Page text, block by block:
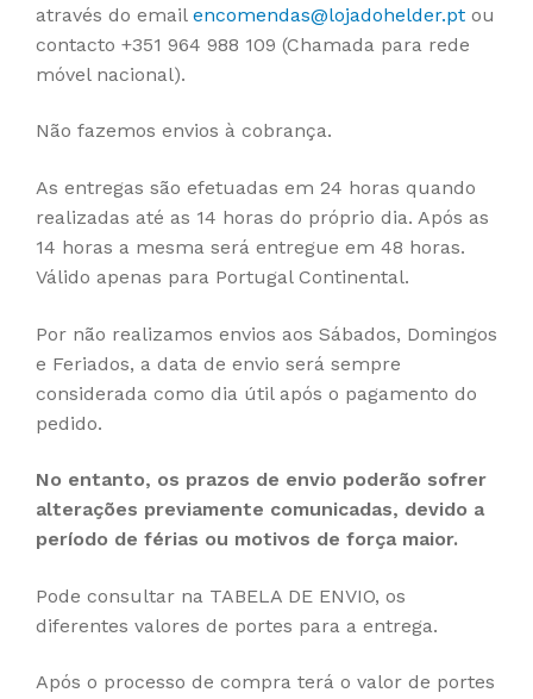
através do email encomendas@lojadohelder.pt ou
contacto +351 964 988 109 (Chamada para rede
móvel nacional).
Não fazemos envios à cobrança.
As entregas são efetuadas em 24 horas quando
realizadas até as 14 horas do próprio dia. Após as
14 horas a mesma será entregue em 48 horas.
Válido apenas para Portugal Continental.
Por não realizamos envios aos Sábados, Domingos
e Feriados, a data de envio será sempre
considerada como dia útil após o pagamento do
pedido.
No entanto, os prazos de envio poderão sofrer
alterações previamente comunicadas, devido a
período de férias ou motivos de força maior.
Pode consultar na TABELA DE ENVIO, os
diferentes valores de portes para a entrega.
Após o processo de compra terá o valor de portes